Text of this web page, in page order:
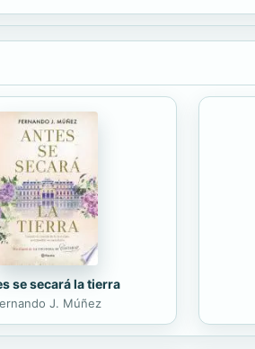
se secará la tierra
J. Múñez